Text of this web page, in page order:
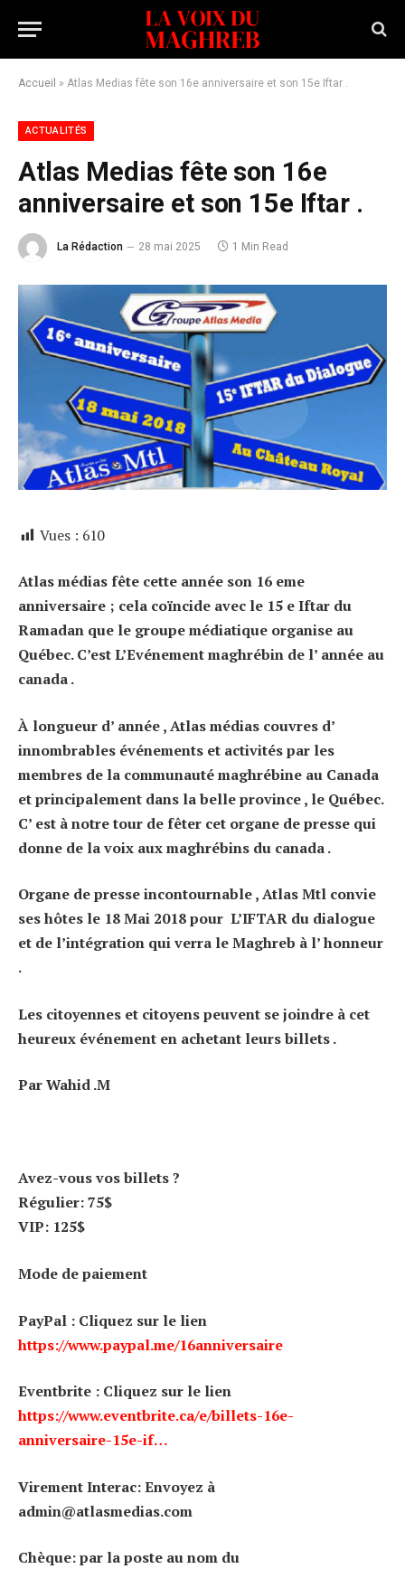
Accueil » Atlas Medias fête son 16e anniversaire et son 15e Iftar .
ACTUALITÉS
Atlas Medias fête son 16e
anniversaire et son 15e Iftar .
La Rédaction 28 mai 2025 1 Min Read
Vues : 610
Atlas médias fête cette année son 16 eme
anniversaire ; cela coïncide avec le 15 e Iftar du
Ramadan que le groupe médiatique organise au
Québec. C’est L’Evénement maghrébin de l’ année au
canada .
À longueur d’ année , Atlas médias couvres d’
innombrables événements et activités par les
membres de la communauté maghrébine au Canada
et principalement dans la belle province , le Québec.
C’ est à notre tour de fêter cet organe de presse qui
donne de la voix aux maghrébins du canada .
Organe de presse incontournable , Atlas Mtl convie
ses hôtes le 18 Mai 2018 pour L’IFTAR du dialogue
et de l’intégration qui verra le Maghreb à l’ honneur
.
Les citoyennes et citoyens peuvent se joindre à cet
heureux événement en achetant leurs billets .
Par Wahid .M
Avez-vous vos billets ?
Régulier: 75$
VIP: 125$
Mode de paiement
PayPal : Cliquez sur le lien
https://www.paypal.me/16anniversaire
Eventbrite : Cliquez sur le lien
https://www.eventbrite.ca/e/billets-16e-
anniversaire-15e-if…
Virement Interac: Envoyez à
admin@atlasmedias.com
Chèque: par la poste au nom du